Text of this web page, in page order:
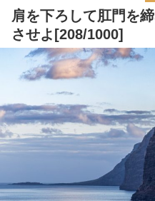
肩を下ろして肛門を
させよ[208/1000]